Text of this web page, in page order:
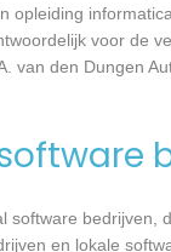
opleiding
voor de
van den Dungen
software bedrijven,
en lokale